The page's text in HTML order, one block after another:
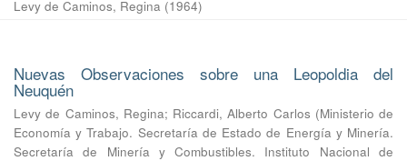
Levy de Caminos, Regina (1964)
Nuevas Observaciones sobre una Leopoldia del
Neuquén
Levy de Caminos, Regina; Riccardi, Alberto Carlos (Ministerio de
Economía y Trabajo. Secretaría de Estado de Energía y Minería.
Secretaría de Minería y Combustibles. Instituto Nacional de